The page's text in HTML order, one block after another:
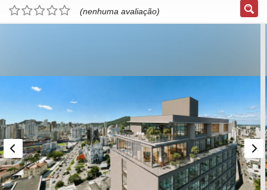
(nenhuma avaliação)